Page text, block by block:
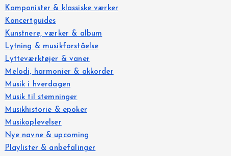
Komponister & klassiske værker
Koncertguides
Kunstnere, værker & album
Lytning & musikforståelse
Lytteværktøjer & vaner
Melodi, harmonier & akkorder
Musik i hverdagen
Musik til stemninger
Musikhistorie & epoker
Musikoplevelser
Nye navne & upcoming
Playlister & anbefalinger